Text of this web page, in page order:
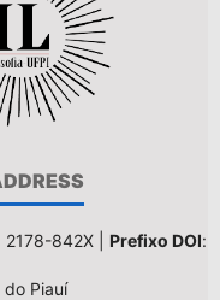
2178-842X | Prefixo DOI:
do Piauí